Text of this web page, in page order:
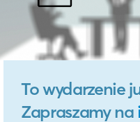
To wydarzenie
Zapraszamy na